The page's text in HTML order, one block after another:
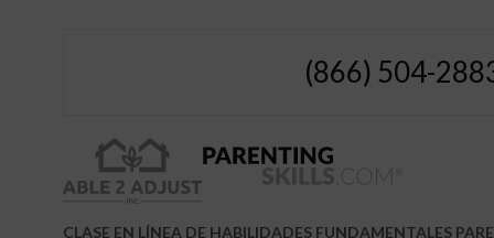
(866) 504-
CLASE EN LÍNEA DE HABILIDADES FUNDAMENTALES